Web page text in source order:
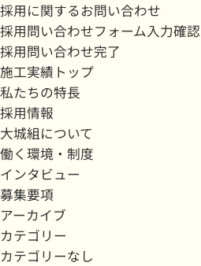
採用に関するお問い合わせ
採用問い合わせフォーム入力確認
採用問い合わせ完了
施工実績トップ
私たちの特長
採用情報
大城組について
働く環境・制度
インタビュー
募集要項
アーカイブ
カテゴリー
カテゴリーなし